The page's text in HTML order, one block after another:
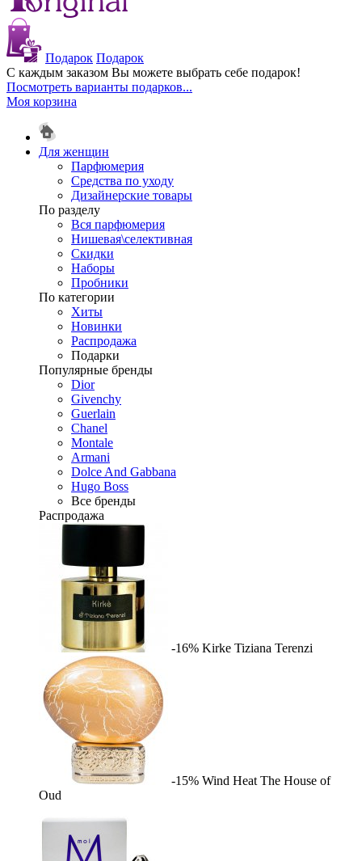
Подарок Подарок
С каждым заказом Вы можете выбрать себе подарок!
Посмотреть варианты подарков...
Моя корзина
Для женщин
Парфюмерия
Средства по уходу
Дизайнерские товары
По разделу
Вся парфюмерия
Нишевая\селективная
Скидки
Наборы
Пробники
По категории
Хиты
Новинки
Распродажа
Подарки
Популярные бренды
Dior
Givenchy
Guerlain
Chanel
Montale
Armani
Dolce And Gabbana
Hugo Boss
Все бренды
Распродажа
-16% Kirke Tiziana Terenzi
-15% Wind Heat The House of
Oud